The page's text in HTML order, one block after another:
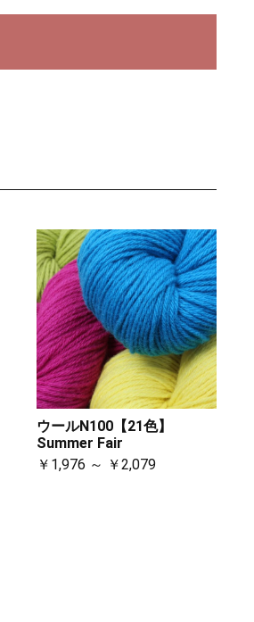
ウールN100【21色】
Summer Fair
￥1,976 ～ ￥2,079